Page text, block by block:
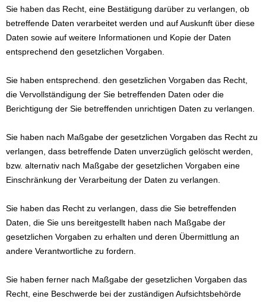
Sie haben das Recht, eine Bestätigung darüber zu verlangen, ob
betreffende Daten verarbeitet werden und auf Auskunft über diese
Daten sowie auf weitere Informationen und Kopie der Daten
entsprechend den gesetzlichen Vorgaben.
Sie haben entsprechend. den gesetzlichen Vorgaben das Recht,
die Vervollständigung der Sie betreffenden Daten oder die
Berichtigung der Sie betreffenden unrichtigen Daten zu verlangen.
Sie haben nach Maßgabe der gesetzlichen Vorgaben das Recht zu
verlangen, dass betreffende Daten unverzüglich gelöscht werden,
bzw. alternativ nach Maßgabe der gesetzlichen Vorgaben eine
Einschränkung der Verarbeitung der Daten zu verlangen.
Sie haben das Recht zu verlangen, dass die Sie betreffenden
Daten, die Sie uns bereitgestellt haben nach Maßgabe der
gesetzlichen Vorgaben zu erhalten und deren Übermittlung an
andere Verantwortliche zu fordern.
Sie haben ferner nach Maßgabe der gesetzlichen Vorgaben das
Recht, eine Beschwerde bei der zuständigen Aufsichtsbehörde